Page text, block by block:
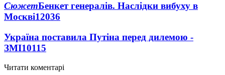
СюжетБенкет генералів. Наслідки вибуху в
Москві12036
Україна поставила Путіна перед дилемою -
ЗМІ10115
Читати коментарі